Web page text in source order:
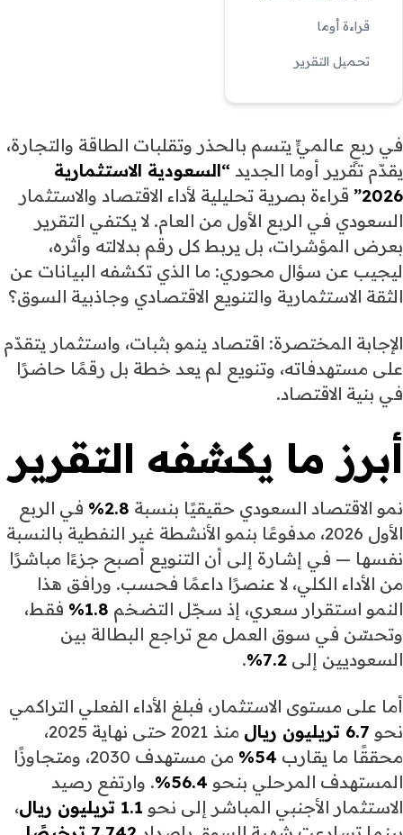
قراءة أوما
تحميل التقرير
في ربعٍ عالميٍّ يتسم بالحذر وتقلبات الطاقة والتجارة،
يقدّم تقرير أوما الجديد “السعودية الاستثمارية
2026”
قراءة بصرية تحليلية لأداء الاقتصاد والاستثمار
السعودي في الربع الأول من العام. لا يكتفي التقرير
بعرض المؤشرات، بل يربط كل رقم بدلالته وأثره،
ليجيب عن سؤال محوري: ما الذي تكشفه البيانات عن
الثقة الاستثمارية والتنويع الاقتصادي وجاذبية السوق؟
الإجابة المختصرة: اقتصاد ينمو بثبات، واستثمار يتقدّم
على مستهدفاته، وتنويع لم يعد خطة بل رقمًا حاضرًا
في بنية الاقتصاد.
أبرز ما يكشفه التقرير
نمو الاقتصاد السعودي حقيقيًا بنسبة 2.8%
في الربع
الأول 2026، مدفوعًا بنمو الأنشطة غير النفطية بالنسبة
نفسها — في إشارة إلى أن التنويع أصبح جزءًا مباشرًا
من الأداء الكلي، لا عنصرًا داعمًا فحسب. ورافق هذا
النمو استقرار سعري، إذ سجّل التضخم 1.8%
فقط،
وتحسّن في سوق العمل مع تراجع البطالة بين
السعوديين إلى 7.2%
.
أما على مستوى الاستثمار، فبلغ الأداء الفعلي التراكمي
نحو 6.7 تريليون ريال
منذ 2021 حتى نهاية 2025،
محققًا ما يقارب 54%
من مستهدف 2030، ومتجاوزًا
المستهدف المرحلي بنحو 56.4%
. وارتفع رصيد
الاستثمار الأجنبي المباشر إلى نحو 1.1 تريليون ريال
،